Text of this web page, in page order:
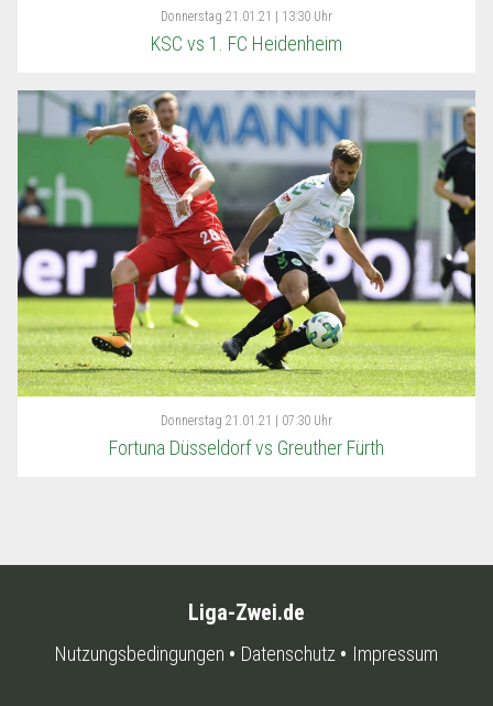
Donnerstag 21.01.21 | 13:30 Uhr
KSC vs 1. FC Heidenheim
Donnerstag 21.01.21 | 07:30 Uhr
Fortuna Düsseldorf vs Greuther Fürth
Liga-Zwei.de
Nutzungsbedingungen Datenschutz Impressum